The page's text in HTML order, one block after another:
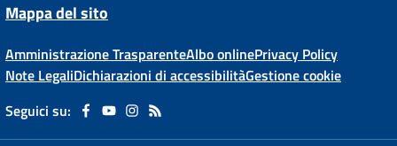
Mappa del sito
Amministrazione TrasparenteAlbo onlinePrivacy Policy
Note LegaliDichiarazioni di accessibilitàGestione cookie
Seguici su: